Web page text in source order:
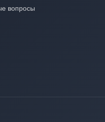
вопросы